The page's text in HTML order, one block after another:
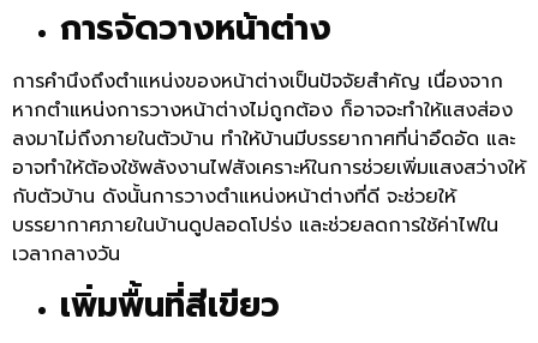
การจัดวางหน้าต่าง
การคำนึงถึงตำแหน่งของหน้าต่างเป็นปัจจัยสำคัญ เนื่องจาก
หากตำแหน่งการวางหน้าต่างไม่ถูกต้อง ก็อาจจะทำให้แสงส่อง
ลงมาไม่ถึงภายในตัวบ้าน ทำให้บ้านมีบรรยากาศที่น่าอึดอัด และ
อาจทำให้ต้องใช้พลังงานไฟสังเคราะห์ในการช่วยเพิ่มแสงสว่างให้
กับตัวบ้าน ดังนั้นการวางตำแหน่งหน้าต่างที่ดี จะช่วยให้
บรรยากาศภายในบ้านดูปลอดโปร่ง และช่วยลดการใช้ค่าไฟใน
เวลากลางวัน
เพิ่มพื้นที่สีเขียว